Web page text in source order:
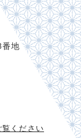
番地
覧ください